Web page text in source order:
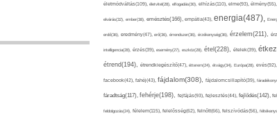
életmódváltás(109), életvitel(28), elfogadás(30), elhízás(110), elme(93), élmény(55),
elvárás(32), ember(38), emésztés(166), empátia(43), energia(487),
erdő(36), eredmény(47), erő(36), érrendszer(36), érzékenység(36), érzelem(211),
intelligencia(28), érzés(39), esemény(27), eszköz(28), étel(228), ételek(39),
étrend(194), étrendkiegészítő(47), étterem(24), étvágy(34), Európa(28), evés(92),
facebook(42), fahéj(43), fájdalom(308), fájdalomcsillapító(39),
fáradtság(117), fehérje(198), fejfájás(93), fejlesztés(44), fejlődés(142),
feldolgozás(24), félelem(115), felelősség(62), felnőtt(66), felszívódás(56),